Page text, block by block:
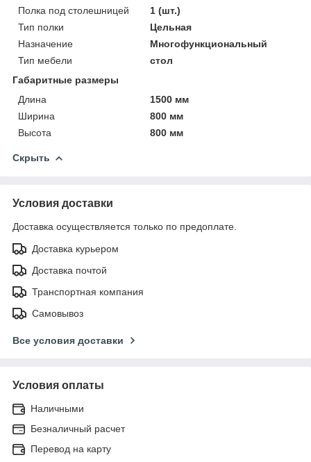
Полка под столешницей
1 (шт.)
Тип полки
Цельная
Назначение
Многофункциональный
Тип мебели
стол
Габаритные размеры
Длина
1500 мм
Ширина
800 мм
Высота
800 мм
Скрыть
Условия доставки
Доставка осуществляется только по предоплате.
Доставка курьером
Доставка почтой
Транспортная компания
Самовывоз
Все условия доставки
Условия оплаты
Наличными
Безналичный расчет
Перевод на карту